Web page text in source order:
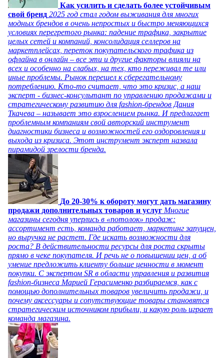
Как усилить и сделать более устойчивым
свой бренд 2025 год стал годом выживания для многих
модных брендов в очень непростых и быстро меняющихся
условиях перегретого рынка: падение трафика, закрытие
целых сетей и компаний, консолидация селлеров на
маркетплейсах, переток покупательского трафика из
офлайна в онлайн – все эти и другие факторы влияли на
всех и особенно на слабых, на тех, кто переживал те или
иные проблемы. Рынок перешел к сберегательному
потреблению. Кто-то считает, что это кризис, а наш
эксперт - бизнес-консультант по управлению продажами и
стратегическому развитию для fashion-брендов Дания
Ткачева – называет это взрослением рынка. И предлагает
проблемным компаниям свой авторский инструмент
диагностики бизнеса и возможностей его оздоровления и
выхода из кризиса. Этот инструмент эксперт назвала
пирамидой зрелости бренда.
До 20-30% к обороту могут дать магазину
продажи дополнительных товаров и услуг Многие
магазины сегодня уперлись в «потолок» продаж:
ассортимент есть, команда работает, маркетинг запущен,
но выручка не растет. Где искать возможности для
роста? В действительности ресурсы для роста скрыты
прямо в чеке покупателя. И речь не о повышении цен, а об
умение предложить клиенту больше ценности в момент
покупки. С экспертом SR в области управления и развития
fashion-бизнеса Марией Герасименко разбираемся, как с
помощью дополнительных товаров увеличить продажи, и
почему аксессуары и сопутствующие товары становятся
стратегическим источником прибыли, и какую роль играет
команда магазина.